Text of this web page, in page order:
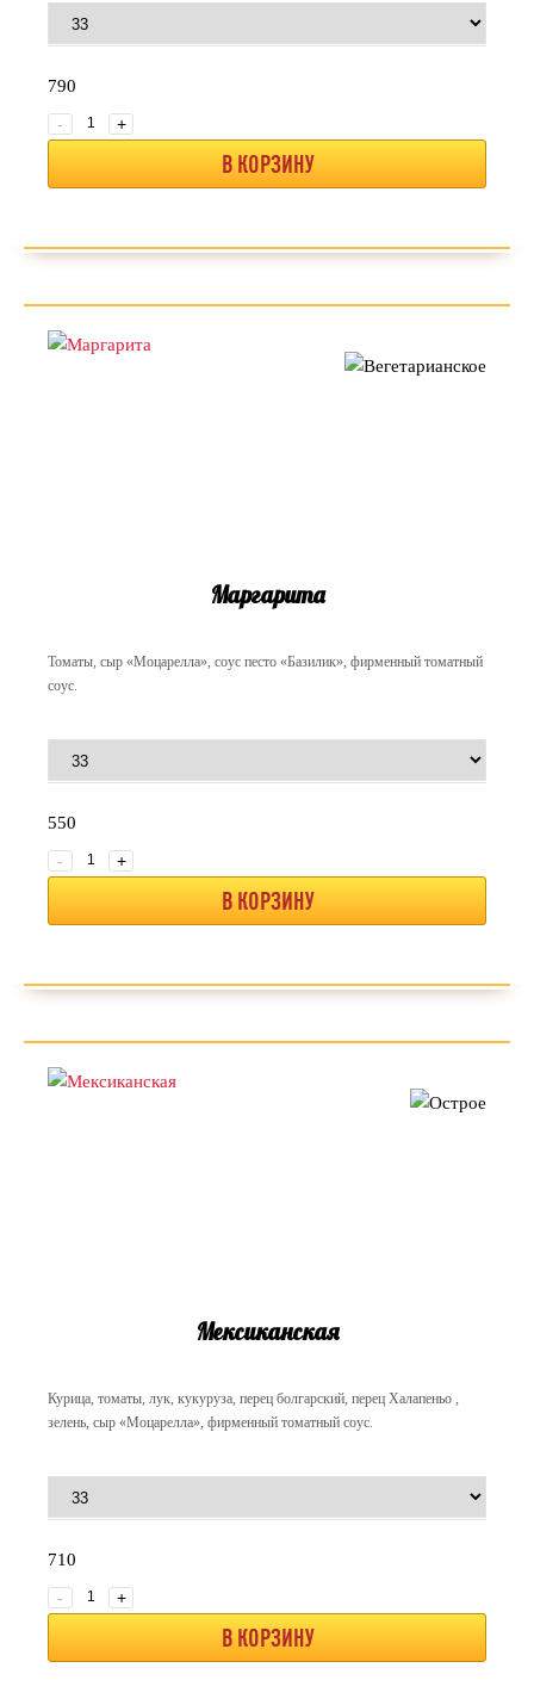
790
-
+
В КОРЗИНУ
Маргарита
Томаты, сыр «Моцарелла», соус песто «Базилик», фирменный томатный
соус.
550
-
+
В КОРЗИНУ
Мексиканская
Курица, томаты, лук, кукуруза, перец болгарский, перец Халапеньо ,
зелень, сыр «Моцарелла», фирменный томатный соус.
710
-
+
В КОРЗИНУ